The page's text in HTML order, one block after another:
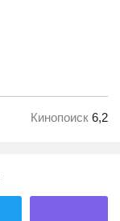
Кинопоиск 6,2